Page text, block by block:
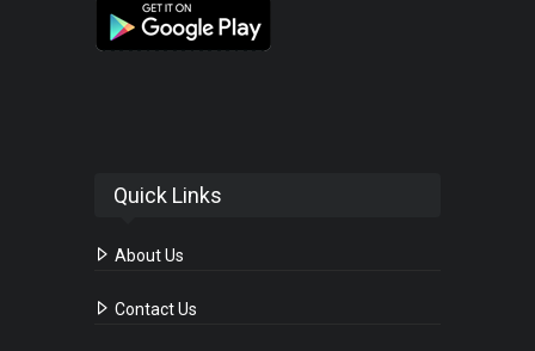
Quick Links
About Us
Contact Us